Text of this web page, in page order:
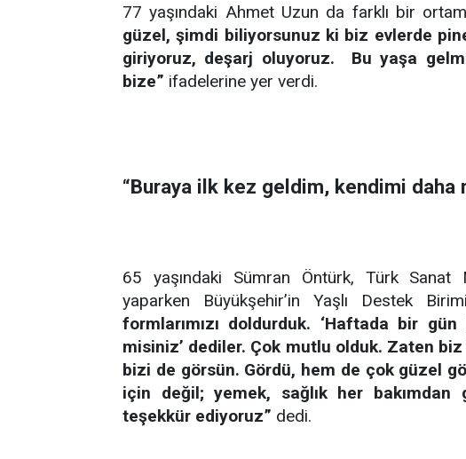
77 yaşındaki Ahmet Uzun da farklı bir
güzel, şimdi biliyorsunuz ki biz evlerde
giriyoruz, deşarj oluyoruz. Bu yaşa
bize” ifadelerine yer verdi.
“Buraya ilk kez geldim, kendimi daha
65 yaşındaki Sümran Öntürk, Türk Sanat
yaparken Büyükşehir’in Yaşlı Destek
formlarımızı doldurduk. ‘Haftada bir
misiniz’ dediler. Çok mutlu olduk. Zaten biz
bizi de görsün. Gördü, hem de çok güzel
için değil; yemek, sağlık her
teşekkür ediyoruz” dedi.